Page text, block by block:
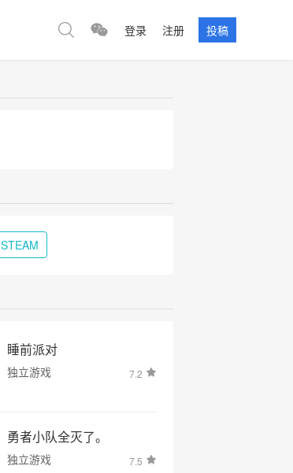
登录 注册 投稿
STEAM
睡前派对
独立游戏 7.2
勇者小队全灭了。
独立游戏 7.5